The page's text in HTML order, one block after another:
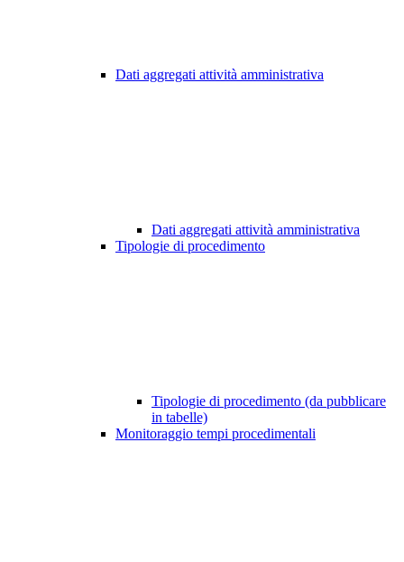
Dati aggregati attività amministrativa
Dati aggregati attività amministrativa
Tipologie di procedimento
Tipologie di procedimento (da pubblicare
in tabelle)
Monitoraggio tempi procedimentali